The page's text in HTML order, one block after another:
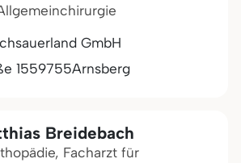
GmbH
1559755Arnsberg
Breidebach
Facharzt für